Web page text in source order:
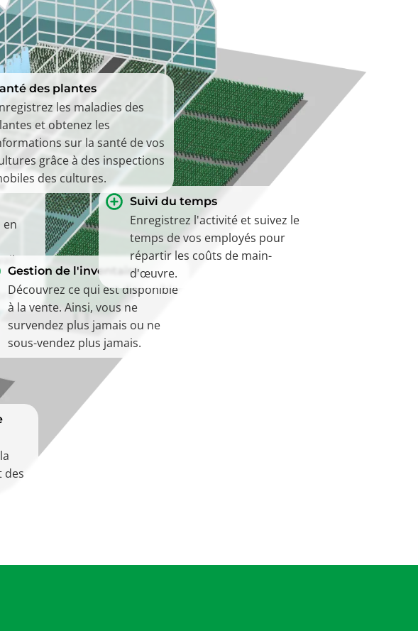
Suivi du temps
Enregistrez l'activité et suivez le
temps de vos employés pour
répartir les coûts de main-
d'œuvre.
des plantes
les maladies des
et obtenez les
sur la santé de vos
grâce à des inspections
des cultures.
Gestion de l'inventaire
Découvrez ce qui est disponible
à la vente. Ainsi, vous ne
survendez plus jamais ou ne
sous-vendez plus jamais.
en
des